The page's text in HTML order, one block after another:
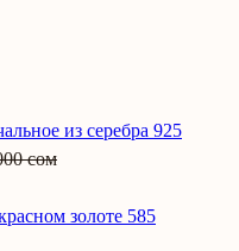
из серебра 925
сом